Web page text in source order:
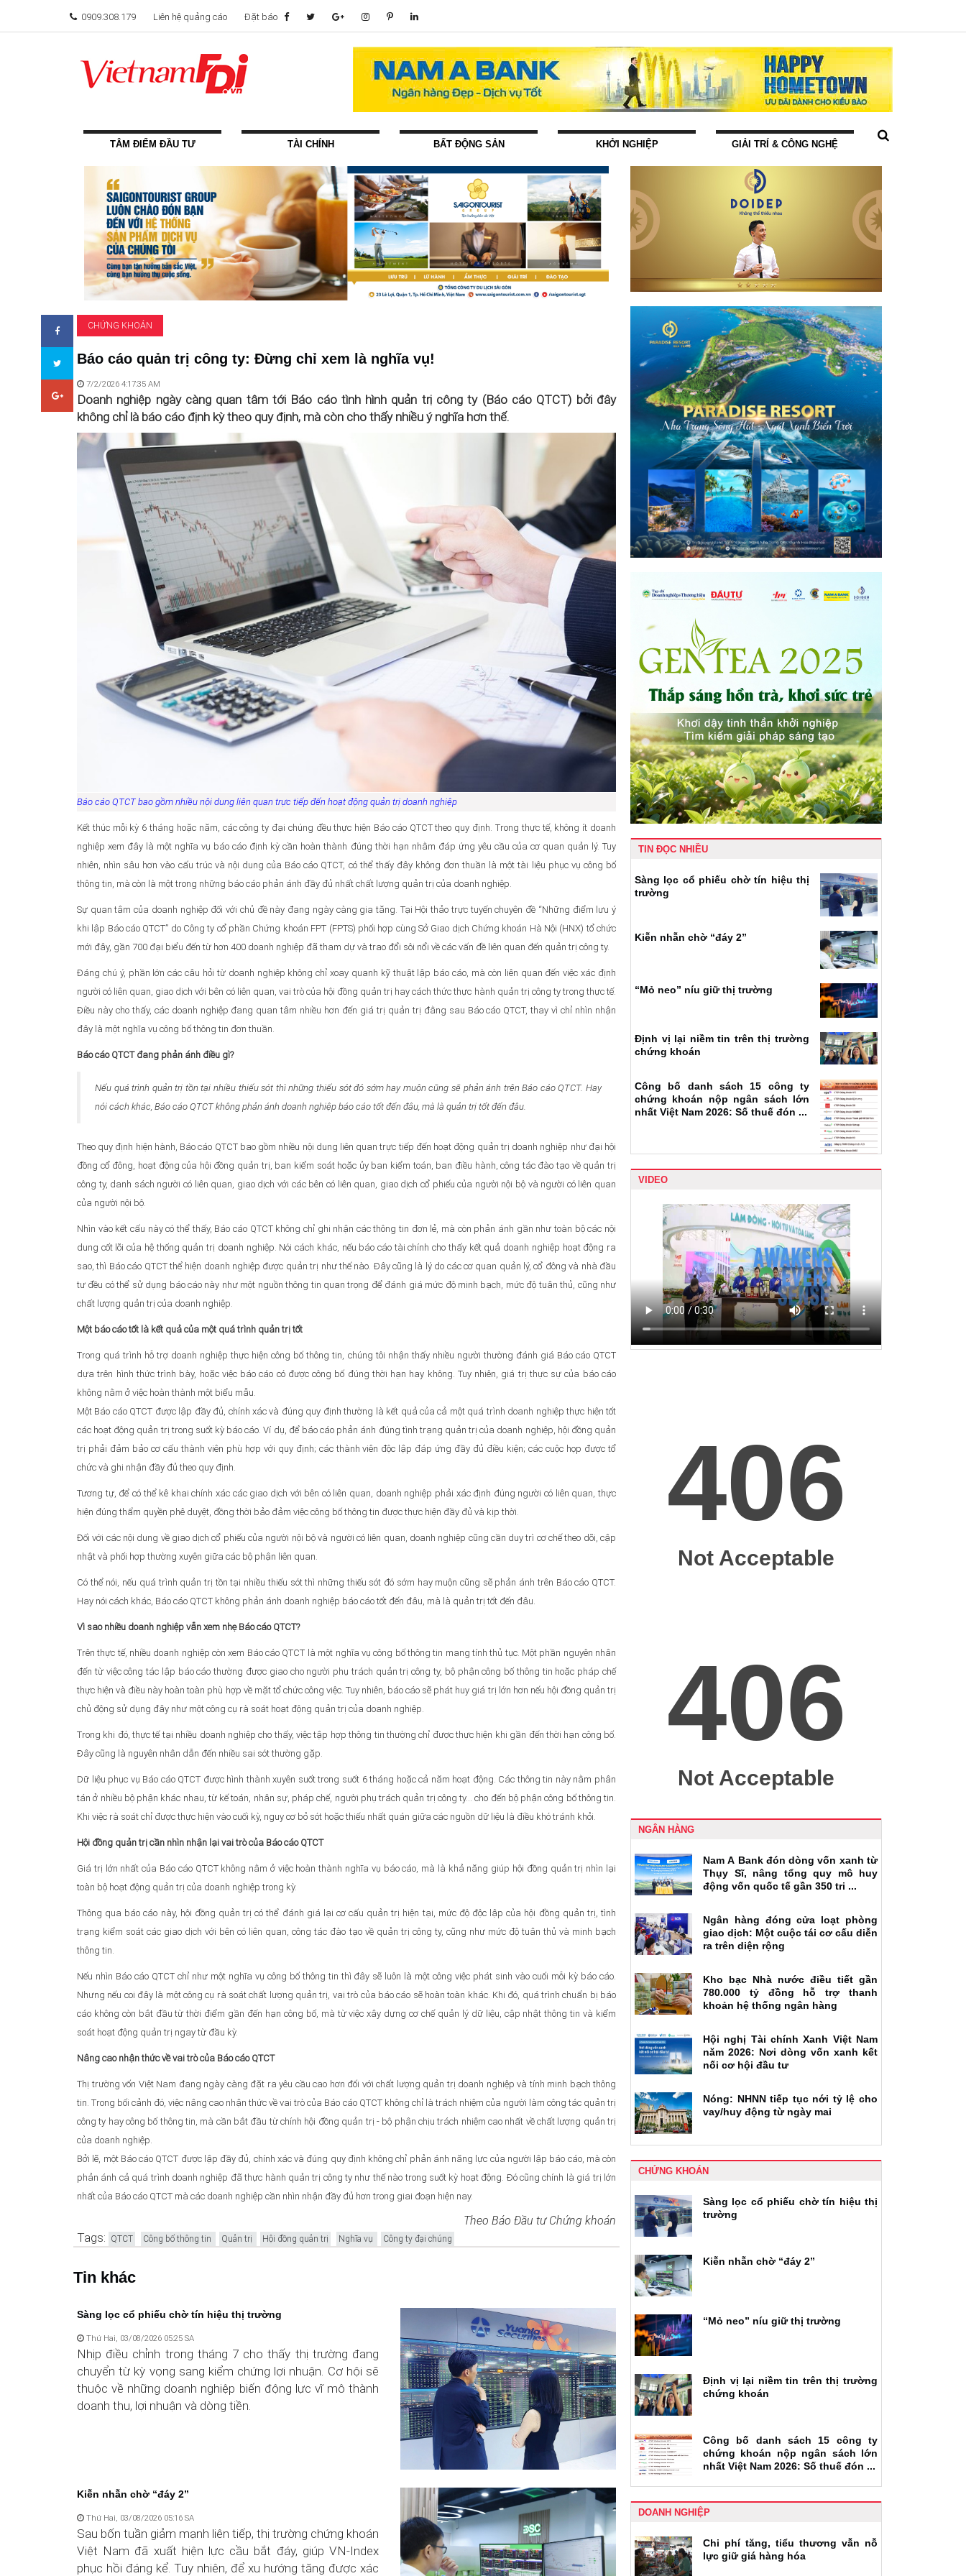
0909.308.179 Liên hệ quảng cáo Đặt báo
TÂM ĐIỂM ĐẦU TƯ TÀI CHÍNH BẤT ĐỘNG SẢN KHỞI NGHIỆP GIẢI TRÍ & CÔNG NGHỆ
CHỨNG KHOÁN
Báo cáo quản trị công ty: Đừng chỉ xem là nghĩa vụ!
7/2/2026 4:17:35 AM
Doanh nghiệp ngày càng quan tâm tới Báo cáo tình hình quản trị công ty (Báo cáo QTCT) bởi đây
không chỉ là báo cáo định kỳ theo quy định, mà còn cho thấy nhiều ý nghĩa hơn thế.
Báo cáo QTCT bao gồm nhiều nội dung liên quan trực tiếp đến hoạt động quản trị doanh nghiệp
Kết thúc mỗi kỳ 6 tháng hoặc năm, các công ty đại chúng đều thực hiện Báo cáo QTCT theo quy định. Trong thực tế, không ít doanh
nghiệp xem đây là một nghĩa vụ báo cáo định kỳ cần hoàn thành đúng thời hạn nhằm đáp ứng yêu cầu của cơ quan quản lý. Tuy
nhiên, nhìn sâu hơn vào cấu trúc và nội dung của Báo cáo QTCT, có thể thấy đây không đơn thuần là một tài liệu phục vụ công bố
thông tin, mà còn là một trong những báo cáo phản ánh đầy đủ nhất chất lượng quản trị của doanh nghiệp.
Sự quan tâm của doanh nghiệp đối với chủ đề này đang ngày càng gia tăng. Tại Hội thảo trực tuyến chuyên đề “Những điểm lưu ý
khi lập Báo cáo QTCT” do Công ty cổ phần Chứng khoán FPT (FPTS) phối hợp cùng Sở Giao dịch Chứng khoán Hà Nội (HNX) tổ chức
mới đây, gần 700 đại biểu đến từ hơn 400 doanh nghiệp đã tham dự và trao đổi sôi nổi về các vấn đề liên quan đến quản trị công ty.
Đáng chú ý, phần lớn các câu hỏi từ doanh nghiệp không chỉ xoay quanh kỹ thuật lập báo cáo, mà còn liên quan đến việc xác định
người có liên quan, giao dịch với bên có liên quan, vai trò của hội đồng quản trị hay cách thức thực hành quản trị công ty trong thực tế.
Điều này cho thấy, các doanh nghiệp đang quan tâm nhiều hơn đến giá trị quản trị đằng sau Báo cáo QTCT, thay vì chỉ nhìn nhận
đây là một nghĩa vụ công bố thông tin đơn thuần.
Báo cáo QTCT đang phản ánh điều gì?
Nếu quá trình quản trị tồn tại nhiều thiếu sót thì những thiếu sót đó sớm hay muộn cũng sẽ phản ánh trên Báo cáo QTCT. Hay
nói cách khác, Báo cáo QTCT không phản ánh doanh nghiệp báo cáo tốt đến đâu, mà là quản trị tốt đến đâu.
Theo quy định hiện hành, Báo cáo QTCT bao gồm nhiều nội dung liên quan trực tiếp đến hoạt động quản trị doanh nghiệp như đại hội
đồng cổ đông, hoạt động của hội đồng quản trị, ban kiểm soát hoặc ủy ban kiểm toán, ban điều hành, công tác đào tạo về quản trị
công ty, danh sách người có liên quan, giao dịch với các bên có liên quan, giao dịch cổ phiếu của người nội bộ và người có liên quan
của người nội bộ.
Nhìn vào kết cấu này có thể thấy, Báo cáo QTCT không chỉ ghi nhận các thông tin đơn lẻ, mà còn phản ánh gần như toàn bộ các nội
dung cốt lõi của hệ thống quản trị doanh nghiệp. Nói cách khác, nếu báo cáo tài chính cho thấy kết quả doanh nghiệp hoạt động ra
sao, thì Báo cáo QTCT thể hiện doanh nghiệp được quản trị như thế nào. Đây cũng là lý do các cơ quan quản lý, cổ đông và nhà đầu
tư đều có thể sử dụng báo cáo này như một nguồn thông tin quan trọng để đánh giá mức độ minh bạch, mức độ tuân thủ, cũng như
chất lượng quản trị của doanh nghiệp.
Một báo cáo tốt là kết quả của một quá trình quản trị tốt
Trong quá trình hỗ trợ doanh nghiệp thực hiện công bố thông tin, chúng tôi nhận thấy nhiều người thường đánh giá Báo cáo QTCT
dựa trên hình thức trình bày, hoặc việc báo cáo có được công bố đúng thời hạn hay không. Tuy nhiên, giá trị thực sự của báo cáo
không nằm ở việc hoàn thành một biểu mẫu.
Một Báo cáo QTCT được lập đầy đủ, chính xác và đúng quy định thường là kết quả của cả một quá trình doanh nghiệp thực hiện tốt
các hoạt động quản trị trong suốt kỳ báo cáo. Ví dụ, để báo cáo phản ánh đúng tình trạng quản trị của doanh nghiệp, hội đồng quản
trị phải đảm bảo cơ cấu thành viên phù hợp với quy định; các thành viên độc lập đáp ứng đầy đủ điều kiện; các cuộc họp được tổ
chức và ghi nhận đầy đủ theo quy định.
Tương tự, để có thể kê khai chính xác các giao dịch với bên có liên quan, doanh nghiệp phải xác định đúng người có liên quan, thực
hiện đúng thẩm quyền phê duyệt, đồng thời bảo đảm việc công bố thông tin được thực hiện đầy đủ và kịp thời.
Đối với các nội dung về giao dịch cổ phiếu của người nội bộ và người có liên quan, doanh nghiệp cũng cần duy trì cơ chế theo dõi, cập
nhật và phối hợp thường xuyên giữa các bộ phận liên quan.
Có thể nói, nếu quá trình quản trị tồn tại nhiều thiếu sót thì những thiếu sót đó sớm hay muộn cũng sẽ phản ánh trên Báo cáo QTCT.
Hay nói cách khác, Báo cáo QTCT không phản ánh doanh nghiệp báo cáo tốt đến đâu, mà là quản trị tốt đến đâu.
Vì sao nhiều doanh nghiệp vẫn xem nhẹ Báo cáo QTCT?
Trên thực tế, nhiều doanh nghiệp còn xem Báo cáo QTCT là một nghĩa vụ công bố thông tin mang tính thủ tục. Một phần nguyên nhân
đến từ việc công tác lập báo cáo thường được giao cho người phụ trách quản trị công ty, bộ phận công bố thông tin hoặc pháp chế
thực hiện và điều này hoàn toàn phù hợp về mặt tổ chức công việc. Tuy nhiên, báo cáo sẽ phát huy giá trị lớn hơn nếu hội đồng quản trị
chủ động sử dụng đây như một công cụ rà soát hoạt động quản trị của doanh nghiệp.
Trong khi đó, thực tế tại nhiều doanh nghiệp cho thấy, việc tập hợp thông tin thường chỉ được thực hiện khi gần đến thời hạn công bố.
Đây cũng là nguyên nhân dẫn đến nhiều sai sót thường gặp.
Dữ liệu phục vụ Báo cáo QTCT được hình thành xuyên suốt trong suốt 6 tháng hoặc cả năm hoạt động. Các thông tin này nằm phân
tán ở nhiều bộ phận khác nhau, từ kế toán, nhân sự, pháp chế, người phụ trách quản trị công ty… cho đến bộ phận công bố thông tin.
Khi việc rà soát chỉ được thực hiện vào cuối kỳ, nguy cơ bỏ sót hoặc thiếu nhất quán giữa các nguồn dữ liệu là điều khó tránh khỏi.
Hội đồng quản trị cần nhìn nhận lại vai trò của Báo cáo QTCT
Giá trị lớn nhất của Báo cáo QTCT không nằm ở việc hoàn thành nghĩa vụ báo cáo, mà là khả năng giúp hội đồng quản trị nhìn lại
toàn bộ hoạt động quản trị của doanh nghiệp trong kỳ.
Thông qua báo cáo này, hội đồng quản trị có thể đánh giá lại cơ cấu quản trị hiện tại, mức độ độc lập của hội đồng quản trị, tình
trạng kiểm soát các giao dịch với bên có liên quan, công tác đào tạo về quản trị công ty, cũng như mức độ tuân thủ và minh bạch
thông tin.
Nếu nhìn Báo cáo QTCT chỉ như một nghĩa vụ công bố thông tin thì đây sẽ luôn là một công việc phát sinh vào cuối mỗi kỳ báo cáo.
Nhưng nếu coi đây là một công cụ rà soát chất lượng quản trị, vai trò của báo cáo sẽ hoàn toàn khác. Khi đó, quá trình chuẩn bị báo
cáo không còn bắt đầu từ thời điểm gần đến hạn công bố, mà từ việc xây dựng cơ chế quản lý dữ liệu, cập nhật thông tin và kiểm
soát hoạt động quản trị ngay từ đầu kỳ.
Nâng cao nhận thức về vai trò của Báo cáo QTCT
Thị trường vốn Việt Nam đang ngày càng đặt ra yêu cầu cao hơn đối với chất lượng quản trị doanh nghiệp và tính minh bạch thông
tin. Trong bối cảnh đó, việc nâng cao nhận thức về vai trò của Báo cáo QTCT không chỉ là trách nhiệm của người làm công tác quản trị
công ty hay công bố thông tin, mà cần bắt đầu từ chính hội đồng quản trị - bộ phận chịu trách nhiệm cao nhất về chất lượng quản trị
của doanh nghiệp.
Bởi lẽ, một Báo cáo QTCT được lập đầy đủ, chính xác và đúng quy định không chỉ phản ánh năng lực của người lập báo cáo, mà còn
phản ánh cả quá trình doanh nghiệp đã thực hành quản trị công ty như thế nào trong suốt kỳ hoạt động. Đó cũng chính là giá trị lớn
nhất của Báo cáo QTCT mà các doanh nghiệp cần nhìn nhận đầy đủ hơn trong giai đoạn hiện nay.
Theo Báo Đầu tư Chứng khoán
Tags: QTCT Công bố thông tin Quản trị Hội đồng quản trị Nghĩa vụ Công ty đại chúng
Tin khác
Sàng lọc cổ phiếu chờ tín hiệu thị trường
Thứ Hai, 03/08/2026 05:25 SA
Nhịp điều chỉnh trong tháng 7 cho thấy thị trường đang
chuyển từ kỳ vọng sang kiểm chứng lợi nhuận. Cơ hội sẽ
thuộc về những doanh nghiệp biến động lực vĩ mô thành
doanh thu, lợi nhuận và dòng tiền.
Kiễn nhẫn chờ “đáy 2”
Thứ Hai, 03/08/2026 05:16 SA
Sau bốn tuần giảm mạnh liên tiếp, thị trường chứng khoán
Việt Nam đã xuất hiện lực cầu bắt đáy, giúp VN-Index
phục hồi đáng kể. Tuy nhiên, để xu hướng tăng được xác
TIN ĐỌC NHIỀU
Sàng lọc cổ phiếu chờ tín hiệu thị
trường
Kiễn nhẫn chờ “đáy 2”
“Mỏ neo” níu giữ thị trường
Định vị lại niềm tin trên thị trường
chứng khoán
Công bố danh sách 15 công ty
chứng khoán nộp ngân sách lớn
nhất Việt Nam 2026: Số thuế đón ...
VIDEO
NGÂN HÀNG
Nam A Bank đón dòng vốn xanh từ
Thụy Sĩ, nâng tổng quy mô huy
động vốn quốc tế gần 350 tri ...
Ngân hàng đóng cửa loạt phòng
giao dịch: Một cuộc tái cơ cấu diễn
ra trên diện rộng
Kho bạc Nhà nước điều tiết gần
780.000 tỷ đồng hỗ trợ thanh
khoản hệ thống ngân hàng
Hội nghị Tài chính Xanh Việt Nam
năm 2026: Nơi dòng vốn xanh kết
nối cơ hội đầu tư
Nóng: NHNN tiếp tục nới tỷ lệ cho
vay/huy động từ ngày mai
CHỨNG KHOÁN
Sàng lọc cổ phiếu chờ tín hiệu thị
trường
Kiễn nhẫn chờ “đáy 2”
“Mỏ neo” níu giữ thị trường
Định vị lại niềm tin trên thị trường
chứng khoán
Công bố danh sách 15 công ty
chứng khoán nộp ngân sách lớn
nhất Việt Nam 2026: Số thuế đón ...
DOANH NGHIỆP
Chi phí tăng, tiểu thương vẫn nỗ
lực giữ giá hàng hóa